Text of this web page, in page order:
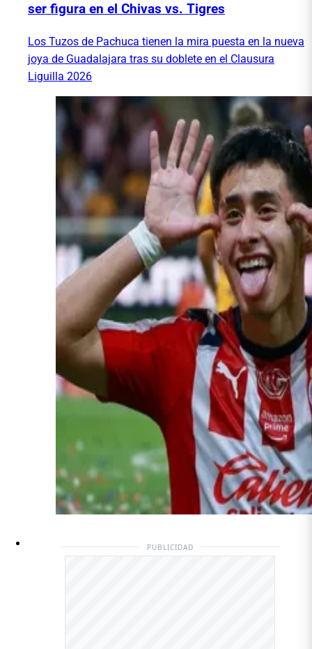
ser figura en el Chivas vs. Tigres
Los Tuzos de Pachuca tienen la mira puesta en la nueva
joya de Guadalajara tras su doblete en el Clausura
Liguilla 2026
PUBLICIDAD